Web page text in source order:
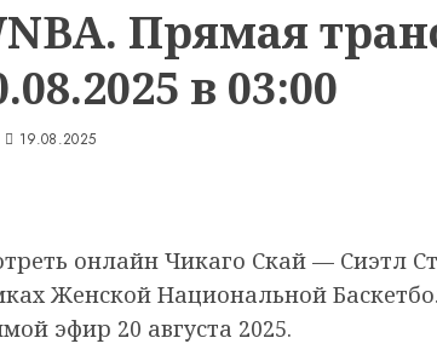
Прямая
в 03:00
19.08.2025
онлайн Чикаго Скай — Сиэтл
Женской Национальной
эфир 20 августа 2025.